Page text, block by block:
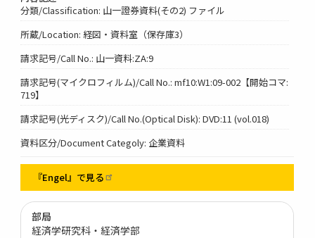
分類/Classification: 山一證券資料(その2) ファイル
所蔵/Location: 経図・資料室（保存庫3）
請求記号/Call No.: 山一資料:ZA:9
請求記号(マイクロフィルム)/Call No.: mf10:W1:09-002【開始コマ:
719】
請求記号(光ディスク)/Call No.(Optical Disk): DVD:11 (vol.018)
資料区分/Document Categoly: 企業資料
『Engel』で見る
部局
経済学研究科・経済学部